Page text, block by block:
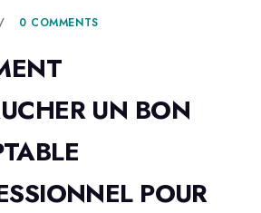
0 COMMENTS
UN BON
POUR